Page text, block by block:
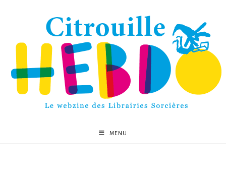
MENU